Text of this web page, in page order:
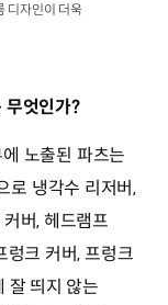
디자인이 더욱
무엇인가?
노출된 파츠는
로 냉각수 리저버,
버, 헤드램프
렁크 커버, 프렁크
잘 띄지 않는